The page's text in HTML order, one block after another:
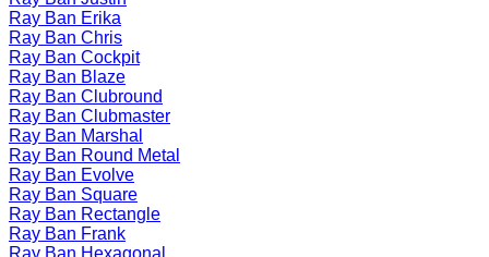
Ray Ban Erika
Ray Ban Chris
Ray Ban Cockpit
Ray Ban Blaze
Ray Ban Clubround
Ray Ban Clubmaster
Ray Ban Marshal
Ray Ban Round Metal
Ray Ban Evolve
Ray Ban Square
Ray Ban Rectangle
Ray Ban Frank
Ray Ban Hexagonal